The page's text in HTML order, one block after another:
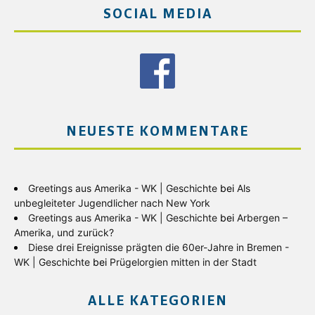
SOCIAL MEDIA
NEUESTE KOMMENTARE
Greetings aus Amerika - WK | Geschichte bei Als
unbegleiteter Jugendlicher nach New York
Greetings aus Amerika - WK | Geschichte bei Arbergen –
Amerika, und zurück?
Diese drei Ereignisse prägten die 60er-Jahre in Bremen -
WK | Geschichte bei Prügelorgien mitten in der Stadt
ALLE KATEGORIEN